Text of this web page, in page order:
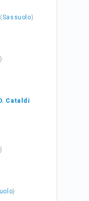
(Sassuolo)
)
D. Cataldi
)
)